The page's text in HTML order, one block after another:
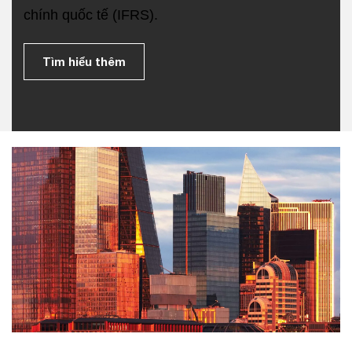
chính quốc tế (IFRS).
Tìm hiểu thêm